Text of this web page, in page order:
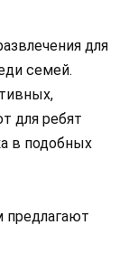
для
семей.
для ребят
в подобных
предлагают